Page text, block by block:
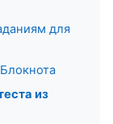
для
из